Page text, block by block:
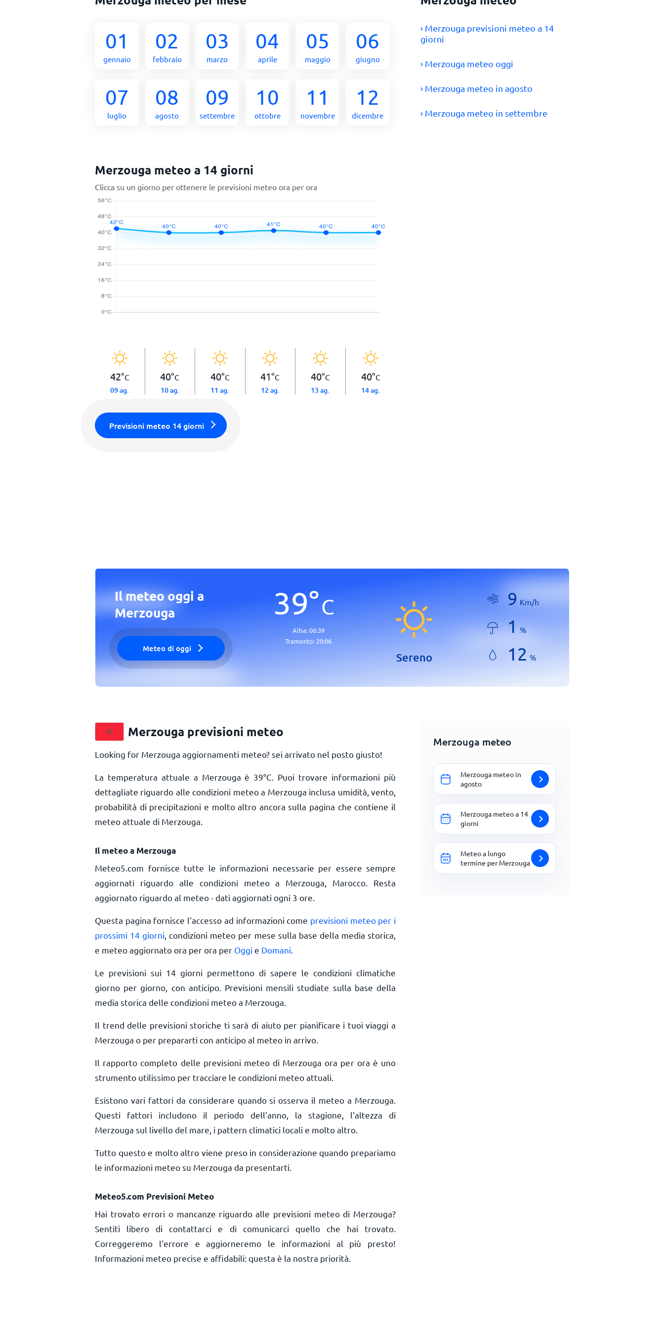
01
gennaio
02
febbraio
03
marzo
04
aprile
05
maggio
06
giugno
07
luglio
08
agosto
09
settembre
10
ottobre
11
novembre
12
dicembre
› Merzouga previsioni meteo a 14
giorni
› Merzouga meteo oggi
› Merzouga meteo in agosto
› Merzouga meteo in settembre
Merzouga meteo a 14 giorni
Clicca su un giorno per ottenere le previsioni meteo ora per ora
42°C
09 ag.
40°C
10 ag.
40°C
11 ag.
41°C
12 ag.
40°C
13 ag.
40°C
14 ag.
Previsioni meteo 14 giorni
Il meteo oggi a
Merzouga
Meteo di oggi
39°C
Alba:06:39
Tramonto: 20:06
Sereno
9 Km/h
1 %
12 %
Merzouga previsioni meteo
Looking for Merzouga aggiornamenti meteo? sei arrivato nel posto giusto!
La temperatura attuale a Merzouga è 39°C . Puoi trovare informazioni più
dettagliate riguardo alle condizioni meteo a Merzouga inclusa umidità, vento,
probabilità di precipitazioni e molto altro ancora sulla pagina che contiene il
meteo attuale di Merzouga.
Il meteo a Merzouga
Meteo5.com fornisce tutte le informazioni necessarie per essere sempre
aggiornati riguardo alle condizioni meteo a Merzouga, Marocco. Resta
aggiornato riguardo al meteo - dati aggiornati ogni 3 ore.
Questa pagina fornisce l'accesso ad informazioni come previsioni meteo per i
prossimi 14 giorni , condizioni meteo per mese sulla base della media storica,
e meteo aggiornato ora per ora per Oggi e Domani
Le previsioni sui 14 giorni permettono di sapere le condizioni climatiche
giorno per giorno, con anticipo. Previsioni mensili studiate sulla base della
media storica delle condizioni meteo a Merzouga.
Il trend delle previsioni storiche ti sarà di aiuto per pianificare i tuoi viaggi a
Merzouga o per prepararti con anticipo al meteo in arrivo.
Il rapporto completo delle previsioni meteo di Merzouga ora per ora è uno
strumento utilissimo per tracciare le condizioni meteo attuali.
Esistono vari fattori da considerare quando si osserva il meteo a Merzouga.
Questi fattori includono il periodo dell'anno, la stagione, l'altezza di
Merzouga sul livello del mare, i pattern climatici locali e molto altro.
Tutto questo e molto altro viene preso in considerazione quando prepariamo
le informazioni meteo su Merzouga da presentarti.
Meteo5.com Previsioni Meteo
Hai trovato errori o mancanze riguardo alle previsioni meteo di Merzouga?
Sentiti libero di contattarci e di comunicarci quello che hai trovato.
Correggeremo l'errore e aggiorneremo le informazioni al più presto!
Informazioni meteo precise e affidabili: questa è la nostra priorità.
Merzouga meteo
Merzouga meteo in
agosto
Merzouga meteo a 14
giorni
Meteo a lungo
termine per Merzouga